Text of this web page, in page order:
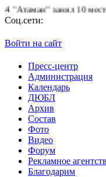
занял 10 место в
Соц.сети:
Войти на сайт
Пресс-центр
Администрация
Календарь
ДЮБЛ
Архив
Состав
Фото
Видео
Форум
Рекламное
Благодарим